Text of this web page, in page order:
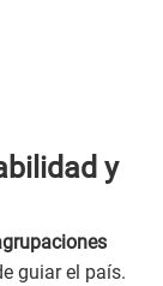
y
guiar el país.